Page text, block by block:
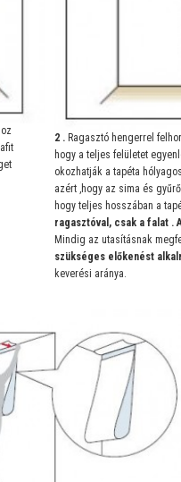
2 . Ragasztó hengerrel
hogy a teljes felületet
okozhatják a tapéta
azért ,hogy az sima és
hogy teljes hosszában a
ragasztóval, csak a falat .
Mindig az utasításnak
szükséges előkenést
keverési aránya.